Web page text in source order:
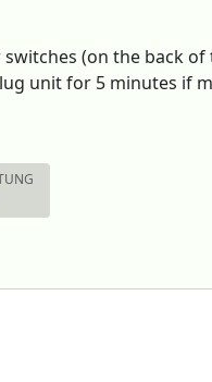
(on the back
unit for 5 minutes if